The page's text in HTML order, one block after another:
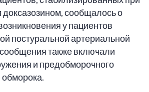
сообщалось о
у пациентов
постуральной артериальной
также включали
и предобморочного
обморока.